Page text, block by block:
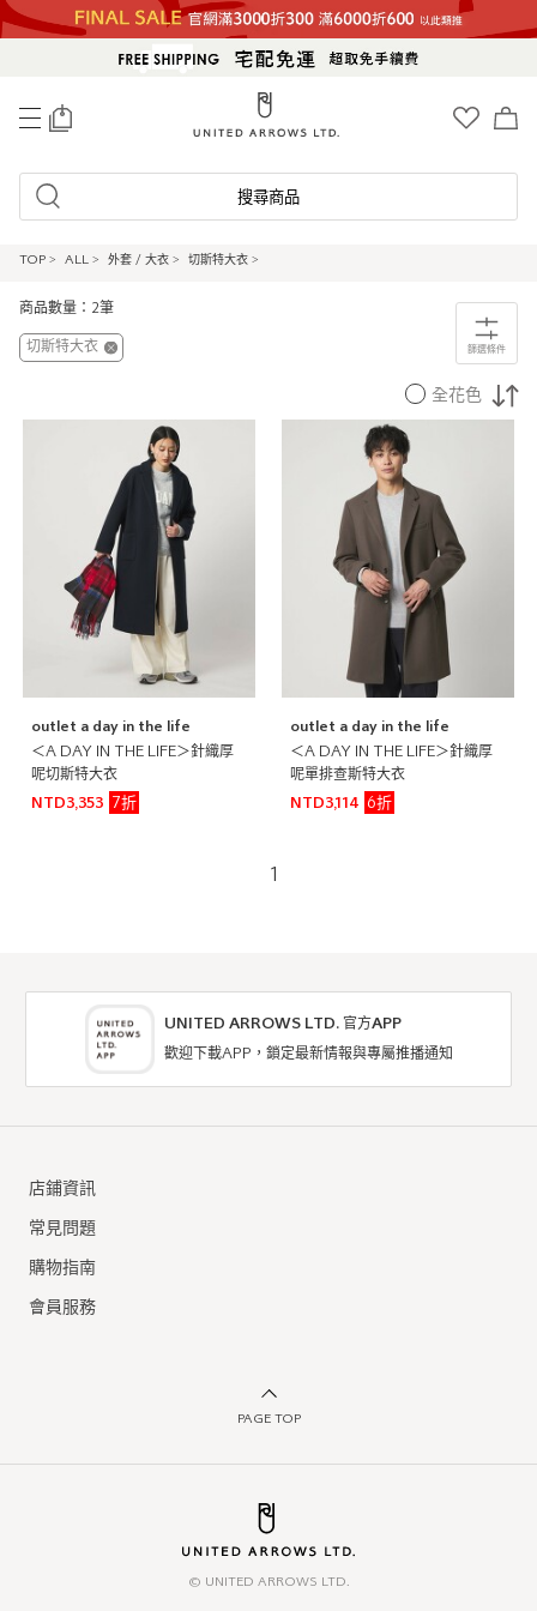
搜尋商品
TOP > ALL > 外套 / 大衣 > 切斯特大衣 >
商品數量：2筆
篩選條件
切斯特大衣
全花色
outlet a day in the life
＜A DAY IN THE LIFE＞針織厚
呢切斯特大衣
NTD3,353
7折
outlet a day in the life
＜A DAY IN THE LIFE＞針織厚
呢單排查斯特大衣
NTD3,114
6折
1
UNITED ARROWS LTD. 官方APP
歡迎下載APP，鎖定最新情報與專屬推播通知
店鋪資訊
常見問題
購物指南
會員服務
PAGE TOP
© UNITED ARROWS LTD.